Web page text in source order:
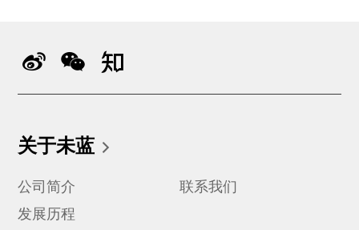
关于未蓝
公司简介
联系我们
发展历程